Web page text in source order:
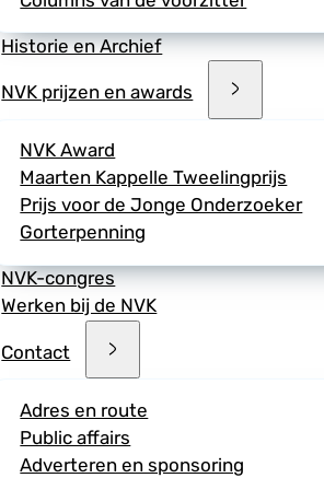
Historie en Archief
NVK prijzen en awards
NVK Award
Maarten Kappelle Tweelingprijs
Prijs voor de Jonge Onderzoeker
Gorterpenning
NVK-congres
Werken bij de NVK
Contact
Adres en route
Public affairs
Adverteren en sponsoring
Wij
Copyright ©